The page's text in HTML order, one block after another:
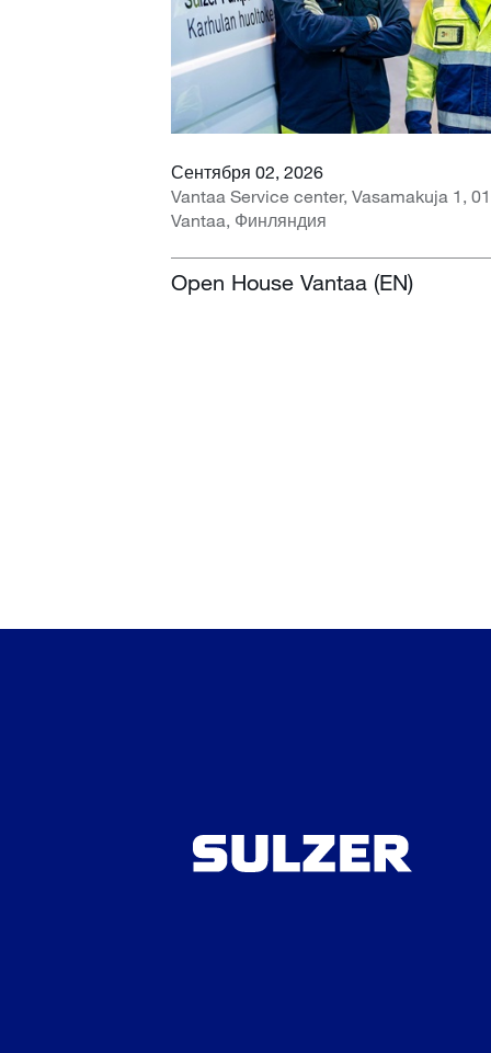
Сентября 02, 2026
Vantaa Service center, Vasamakuja 1,
Vantaa, Финляндия
Open House Vantaa (EN)